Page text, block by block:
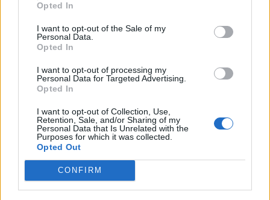
Opted In
I want to opt-out of the Sale of my
Personal Data.
Opted In
I want to opt-out of processing my
Personal Data for Targeted Advertising.
Opted In
I want to opt-out of Collection, Use,
Retention, Sale, and/or Sharing of my
Personal Data that Is Unrelated with the
Purposes for which it was collected.
Opted Out
CONFIRM
Ακολουθήστε το
μάθετε πρώτοιόλες τις ειδήσεις
ΑΡΚΑΔΙΑ ΤΟΥΡΙΣΜΟΣ ΕΠΕΝΔΥΣΕΙΣ